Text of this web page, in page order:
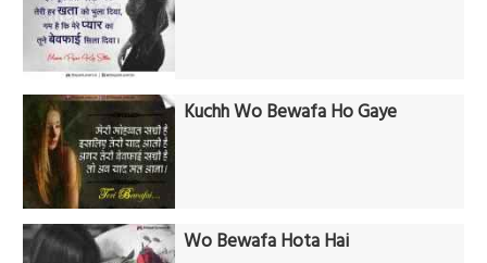
Kuchh Wo Bewafa Ho Gaye
Wo Bewafa Hota Hai